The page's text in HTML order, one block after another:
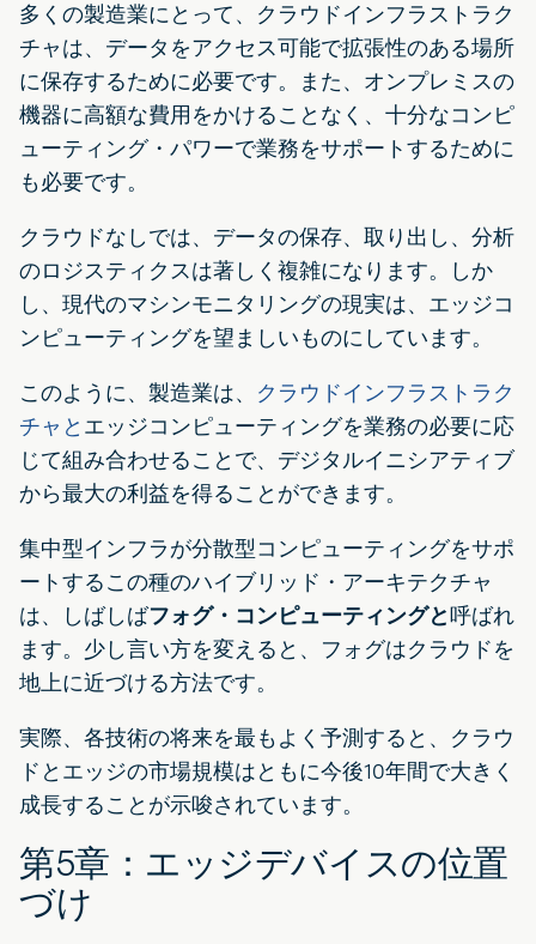
多くの製造業にとって、クラウドインフラストラク
チャは、データをアクセス可能で拡張性のある場所
に保存するために必要です。また、オンプレミスの
機器に高額な費用をかけることなく、十分なコンピ
ューティング・パワーで業務をサポートするために
も必要です。
クラウドなしでは、データの保存、取り出し、分析
のロジスティクスは著しく複雑になります。しか
し、現代のマシンモニタリングの現実は、エッジコ
ンピューティングを望ましいものにしています。
このように、製造業は、 クラウドインフラストラク
チャと エッジコンピューティングを業務の必要に応
じて組み合わせることで、デジタルイニシアティブ
から最大の利益を得ることができます。
集中型インフラが分散型コンピューティングをサポ
ートするこの種のハイブリッド・アーキテクチャ
は、しばしばフォグ・コンピューティングと呼ばれ
ます。少し言い方を変えると、フォグはクラウドを
地上に近づける方法です。
実際、各技術の将来を最もよく予測すると、クラウ
ドとエッジの市場規模はともに今後10年間で大きく
成長することが示唆されています。
第5章：エッジデバイスの位置
づけ